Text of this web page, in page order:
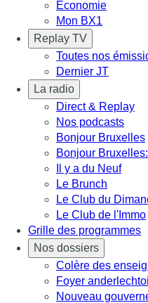
Économie
Mon BX1
Replay TV
Toutes nos
Dernier JT
La radio
Direct & Replay
Nos podcasts
Bonjour Bruxelles
Bonjour
Il y a du Neuf
Le Brunch
Le Club du
Le Club de l'Immo
Grille des programmes
Nos dossiers
Colère des
Foyer
Nouveau